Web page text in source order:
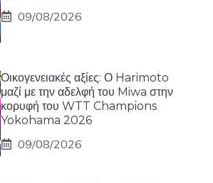
09/08/2026
Οικογενειακές αξίες: Ο Harimoto
μαζί με την αδελφή του Miwa στην
κορυφή του WTT Champions
Yokohama 2026
09/08/2026